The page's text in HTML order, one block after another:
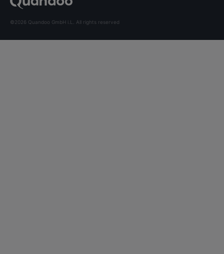
©2026 Quandoo GmbH i.L. All rights reserved